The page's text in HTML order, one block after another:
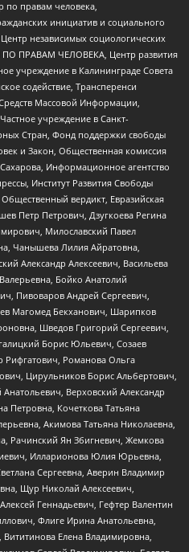
по правам человека,
инициатив и социального
независимых социологических
ПО ПРАВАМ ЧЕЛОВЕКА, Центр развития
учреждение в Калининграде Совета
содействие, Трансперенси
Массовой Информации,
учреждение в Санкт-
Стран, Фонд поддержки свободы
и Закон, Общественная комиссия
Информационное агентство
Институт Развития Свободы
вердикт, Евразийская
Петр Петрович, Дзугкоева Регина
Милославский Павел
Чанышева Лилия Айратовна,
Александр Алексеевич, Васильева
Бойко Анатолий
Пивоваров Андрей Сергеевич,
Магомед Бекханович, Шарипков
Шведов Григорий Сергеевич,
Борис Юльевич, Созаев
Рифгатович, Романова Ольга
Цирульников Борис Альбертович,
Верховский Александр
Петровна, Кочеткова Татьяна
Акимова Татьяна Николаевна,
Рачинский Ян Збигневич, Жемкова
Илларионова Юлия Юрьевна,
Сергеевна, Аверин Владимир
Щур Николай Алексеевич,
Геннадьевич, Гефтер Валентин
Флиге Ирина Анатольевна,
Елена Владимировна,